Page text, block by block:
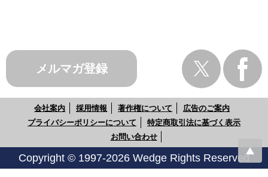
メルマガ登録
会社案内 採用情報 著作権について
広告のご案内
プライバシーポリシーについて
特定商取引法に基づく表示
お問い合わせ
Copyright © 1997-2026 Wedge Rights Reserved